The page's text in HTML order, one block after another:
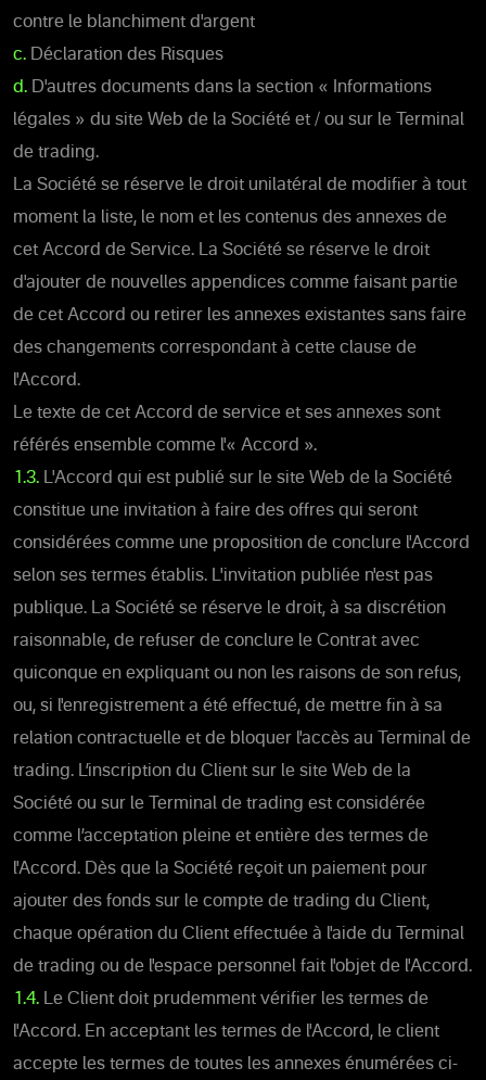
contre le blanchiment d'argent
c. Déclaration des Risques
d. D'autres documents dans la section « Informations
légales » du site Web de la Société et / ou sur le Terminal
de trading.
La Société se réserve le droit unilatéral de modifier à tout
moment la liste, le nom et les contenus des annexes de
cet Accord de Service. La Société se réserve le droit
d'ajouter de nouvelles appendices comme faisant partie
de cet Accord ou retirer les annexes existantes sans faire
des changements correspondant à cette clause de
l'Accord.
Le texte de cet Accord de service et ses annexes sont
référés ensemble comme l'« Accord ».
1.3. L'Accord qui est publié sur le site Web de la Société
constitue une invitation à faire des offres qui seront
considérées comme une proposition de conclure l'Accord
selon ses termes établis. L'invitation publiée n'est pas
publique. La Société se réserve le droit, à sa discrétion
raisonnable, de refuser de conclure le Contrat avec
quiconque en expliquant ou non les raisons de son refus,
ou, si l'enregistrement a été effectué, de mettre fin à sa
relation contractuelle et de bloquer l'accès au Terminal de
trading. L’inscription du Client sur le site Web de la
Société ou sur le Terminal de trading est considérée
comme l’acceptation pleine et entière des termes de
l'Accord. Dès que la Société reçoit un paiement pour
ajouter des fonds sur le compte de trading du Client,
chaque opération du Client effectuée à l'aide du Terminal
de trading ou de l'espace personnel fait l'objet de l'Accord.
1.4. Le Client doit prudemment vérifier les termes de
l'Accord. En acceptant les termes de l'Accord, le client
accepte les termes de toutes les annexes énumérées ci-